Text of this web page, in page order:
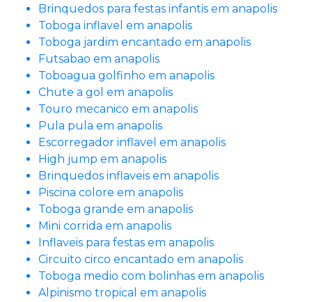
Brinquedos para festas infantis em anapolis
Toboga inflavel em anapolis
Toboga jardim encantado em anapolis
Futsabao em anapolis
Toboagua golfinho em anapolis
Chute a gol em anapolis
Touro mecanico em anapolis
Pula pula em anapolis
Escorregador inflavel em anapolis
High jump em anapolis
Brinquedos inflaveis em anapolis
Piscina colore em anapolis
Toboga grande em anapolis
Mini corrida em anapolis
Inflaveis para festas em anapolis
Circuito circo encantado em anapolis
Toboga medio com bolinhas em anapolis
Alpinismo tropical em anapolis